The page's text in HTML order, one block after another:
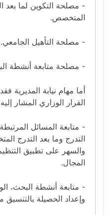
- مصلحة التكوين لما بعد
المتخصص.
- مصلحة التأهيل الجامعي.
- مصلحة متابعة أنشطة
أما مهام نيابة المديرية
القرار الوزاري المشار
- متابعة المسائل
التدرج وما بعد التدرج
والسهر على تطبيق
المجال.
- متابعة أنشطة البحث،
وإعداد الحصيلة بالتنسيق